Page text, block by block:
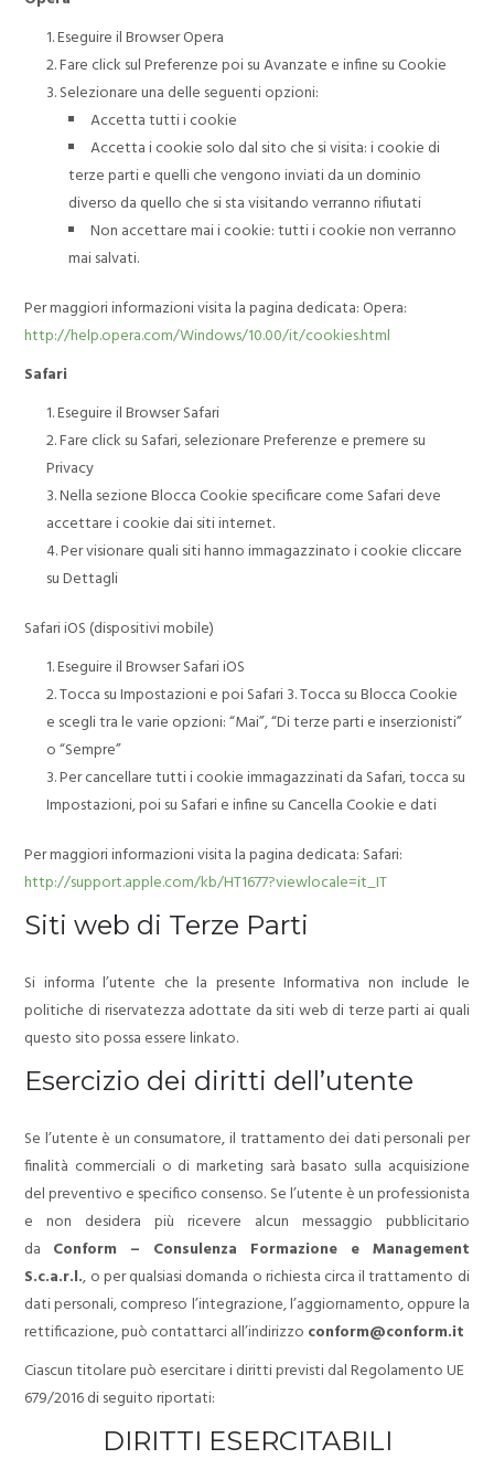
Eseguire il Browser Opera
Fare click sul Preferenze poi su Avanzate e infine su Cookie
Selezionare una delle seguenti opzioni:
Accetta tutti i cookie
Accetta i cookie solo dal sito che si visita: i cookie di
terze parti e quelli che vengono inviati da un dominio
diverso da quello che si sta visitando verranno rifiutati
Non accettare mai i cookie: tutti i cookie non verranno
mai salvati.
Per maggiori informazioni visita la pagina dedicata: Opera:
http://help.opera.com/Windows/10.00/it/cookies.html
Safari
Eseguire il Browser Safari
Fare click su Safari, selezionare Preferenze e premere su
Privacy
Nella sezione Blocca Cookie specificare come Safari deve
accettare i cookie dai siti internet.
Per visionare quali siti hanno immagazzinato i cookie cliccare
su Dettagli
Safari iOS (dispositivi mobile)
Eseguire il Browser Safari iOS
Tocca su Impostazioni e poi Safari 3. Tocca su Blocca Cookie
e scegli tra le varie opzioni: “Mai”, “Di terze parti e inserzionisti”
o “Sempre”
Per cancellare tutti i cookie immagazzinati da Safari, tocca su
Impostazioni, poi su Safari e infine su Cancella Cookie e dati
Per maggiori informazioni visita la pagina dedicata: Safari:
http://support.apple.com/kb/HT1677?viewlocale=it_IT
Siti web di Terze Parti
Si informa l’utente che la presente Informativa non include le
politiche di riservatezza adottate da siti web di terze parti ai quali
questo sito possa essere linkato.
Esercizio dei diritti dell’utente
Se l’utente è un consumatore, il trattamento dei dati personali per
finalità commerciali o di marketing sarà basato sulla acquisizione
del preventivo e specifico consenso. Se l’utente è un professionista
e non desidera più ricevere alcun messaggio pubblicitario
da Conform – Consulenza Formazione e Management
S.c.a.r.l., o per qualsiasi domanda o richiesta circa il trattamento di
dati personali, compreso l’integrazione, l’aggiornamento, oppure la
rettificazione, può contattarci all’indirizzo conform@conform.it
Ciascun titolare può esercitare i diritti previsti dal Regolamento UE
679/2016 di seguito riportati:
DIRITTI ESERCITABILI